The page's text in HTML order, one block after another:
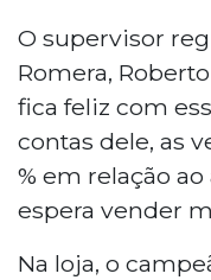
O supervisor
Romera,
fica feliz com
contas dele, as
% em relação ao
espera vender
Na loja, o